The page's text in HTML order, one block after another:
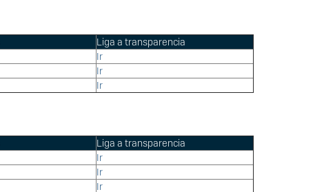
Liga a transparencia
Ir
Ir
Ir
Liga a transparencia
Ir
Ir
Ir